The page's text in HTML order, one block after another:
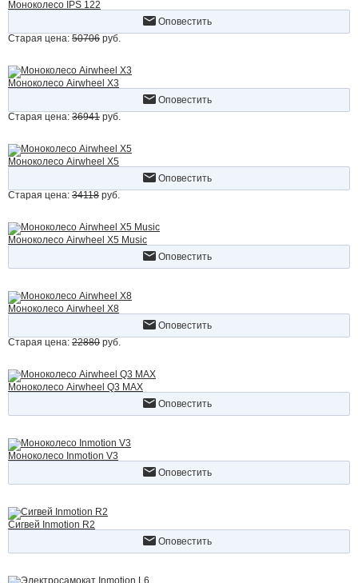
Моноколесо IPS 122
Оповестить
Старая цена: 50706 руб.
Моноколесо Airwheel X3
Оповестить
Старая цена: 36941 руб.
Моноколесо Airwheel X5
Оповестить
Старая цена: 34118 руб.
Моноколесо Airwheel X5 Music
Оповестить
Моноколесо Airwheel X8
Оповестить
Старая цена: 22880 руб.
Моноколесо Airwheel Q3 MAX
Оповестить
Моноколесо Inmotion V3
Оповестить
Сигвей Inmotion R2
Оповестить